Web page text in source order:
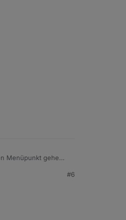
Menüpunkt gehe
#6